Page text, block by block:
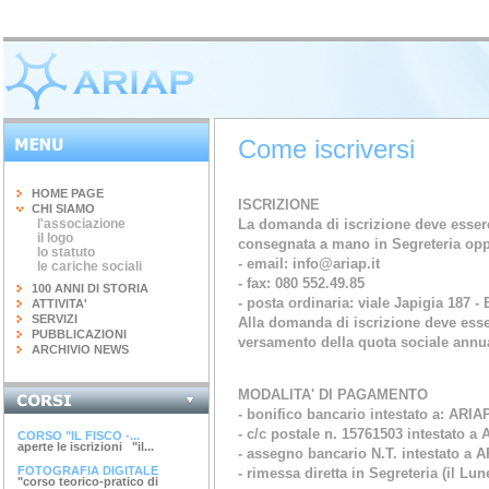
HOME PAGE
CHI SIAMO
l'associazione
il logo
lo statuto
le cariche sociali
100 ANNI DI STORIA
ATTIVITA'
SERVIZI
PUBBLICAZIONI
ARCHIVIO NEWS
INGEGNERIA DEL...
terminato il corso di 20 ore...
CORSO "IL FISCO -...
aperte le iscrizioni "il...
FOTOGRAFIA DIGITALE
"corso teorico-pratico di
Come iscriversi
ISCRIZIONE
La domanda di iscrizione deve
consegnata a mano in Segreteria
- email: info@ariap.it
- fax: 080 552.49.85
- posta ordinaria: viale Japigia 187 -
Alla domanda di iscrizione deve
versamento della quota sociale
MODALITA' DI PAGAMENTO
- bonifico bancario intestato a:
- c/c postale n. 15761503 intestato a
- assegno bancario N.T. intestato a
- rimessa diretta in Segreteria (il